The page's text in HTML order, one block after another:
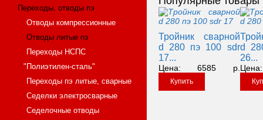
Переходы, отводы пэ
Отводы компрессионные
Отводы литые пэ
Переходы НСПС
"Полиэтилен-сталь"
Переходы пэ литые, сварные
Седелки электросварные
Седелочные отводы
Тройник сварной
d 280 пэ 100 sdr
17...
Цена: 6585 р.
Купить
d
26...
Цена: